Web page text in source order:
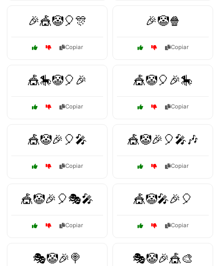
🎉🎪🤡🎈🎊
Copiar
🎉🤡🍿
Copiar
🎪🎠🤡🎈🎉
Copiar
🎪🤡🎈🎉🎠
Copiar
🎪🤡🎉🎈🎤
Copiar
🎪🤡🎉🎈🎤🎶
Copiar
🎪🤡🎉🎈🎭🎤
Copiar
🎪🤡🎤🎉🎈
Copiar
🎭🤡🎉🍭 🎭🤡🎉🎪🎨